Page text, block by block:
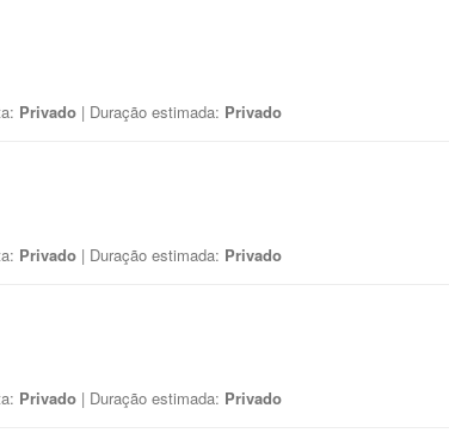
Privado | Duração estimada: Privado
Privado | Duração estimada: Privado
Privado | Duração estimada: Privado